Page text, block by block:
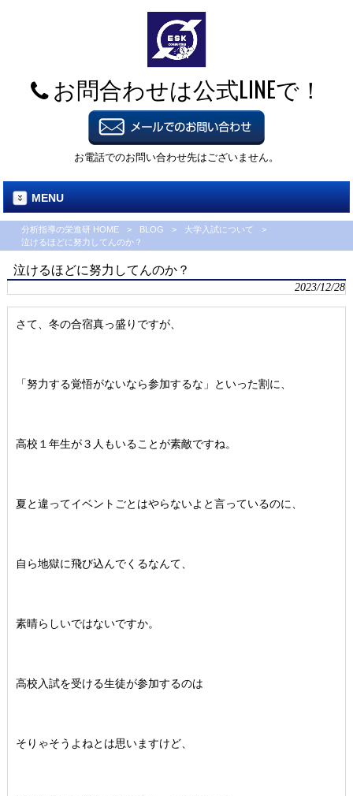
お問合わせは公式LINEで！
お電話でのお問い合わせ先はございません。
MENU
分析指導の栄進研 HOME > BLOG > 大学入試について
>
泣けるほどに努力してんのか？
泣けるほどに努力してんのか？
2023/12/28
さて、冬の合宿真っ盛りですが、
「努力する覚悟がないなら参加するな」といった割に、
高校１年生が３人もいることが素敵ですね。
夏と違ってイベントごとはやらないよと言っているのに、
自ら地獄に飛び込んでくるなんて、
素晴らしいではないですか。
高校入試を受ける生徒が参加するのは
そりゃそうよねとは思いますけど、